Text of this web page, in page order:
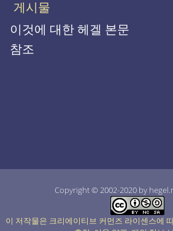
게시물
이것에 대한 헤겔 본문
참조
Copyright © 2002-2020 by
이 저작물은 크리에이티브 커먼즈 라이센스에